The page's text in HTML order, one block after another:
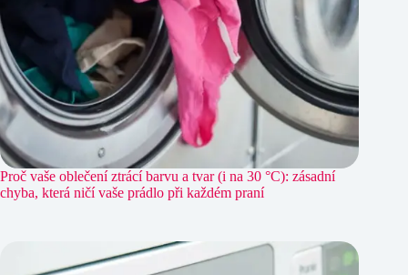
Proč vaše oblečení ztrácí barvu a tvar (i na 30 °C): zásadní
chyba, která ničí vaše prádlo při každém praní